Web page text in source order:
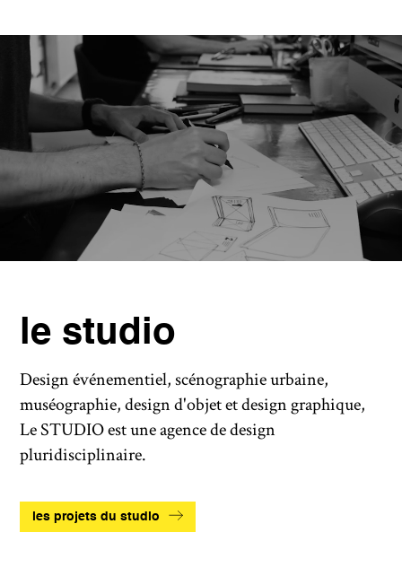
le studio
Design événementiel, scénographie urbaine,
muséographie, design d'objet et design graphique,
Le STUDIO est une agence de design
pluridisciplinaire.
les projets du studio